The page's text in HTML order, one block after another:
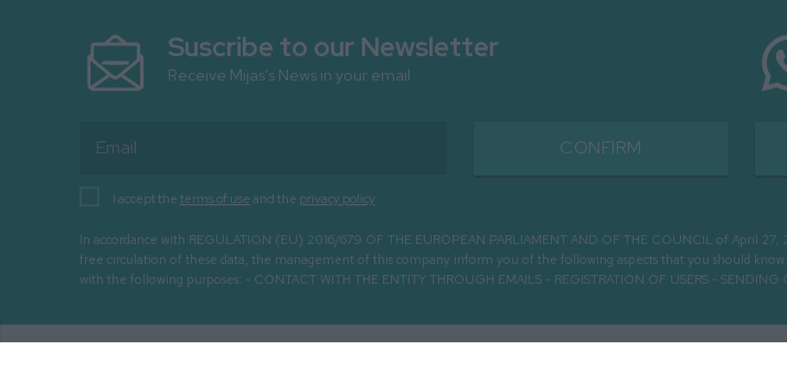
Suscribe to our Newsletter
Receive Mijas's News in your email
CONFIRM
I accept the terms of use and the privacy policy
In accordance with REGULATION (EU) 2016/679 OF THE EUROPEAN PARLIAMENT AND OF THE COUNCIL of April
free circulation of these data, the management of this company inform you of the following aspects that you should
with the following purposes: - CONTACT WITH THE ENTITY THROUGH EMAILS - REGISTRATION OF USERS -